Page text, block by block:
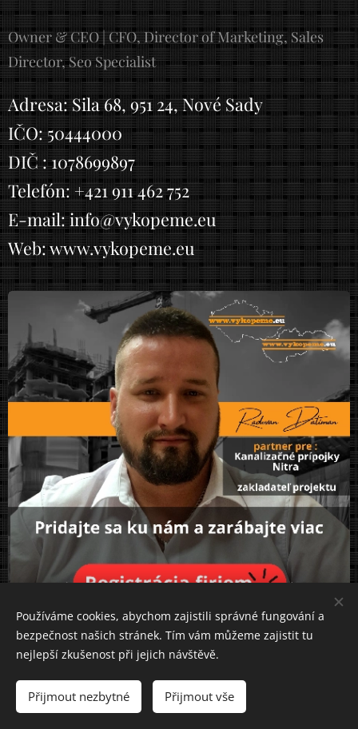
Owner & CEO | CFO, Director of Marketing, Sales
Director, Seo Specialist
Adresa: Sila 68, 951 24, Nové Sady
IČO: 50444000
DIČ : 1078699897
Telefón: +421 911 462 752
E-mail: info@vykopeme.eu
Web: www.vykopeme.eu
Používáme cookies, abychom zajistili správné fungování a
bezpečnost našich stránek. Tím vám můžeme zajistit tu
nejlepší zkušenost při jejich návštěvě.
Přijmout nezbytné Přijmout vše